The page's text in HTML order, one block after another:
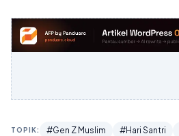
TOPIK: #Gen Z Muslim #Hari Santri